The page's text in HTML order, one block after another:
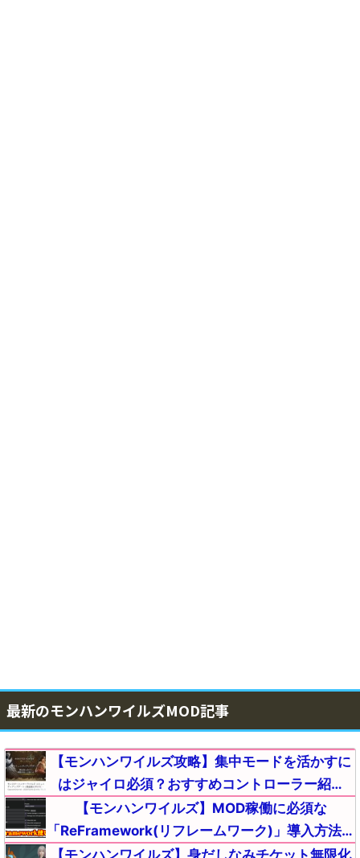
最新のモンハンワイルズMOD記事
【モンハンワイルズ攻略】集中モードを活かすに
はジャイロ必須？おすすめコントローラー紹介
【モンスターハンターMHWildsまとめ】
【モンハンワイルズ】MOD稼働に必須な
「ReFramework(リフレームワーク)」導入方法と
使い方｜起動しない(落ちる)時のエラー不具合の